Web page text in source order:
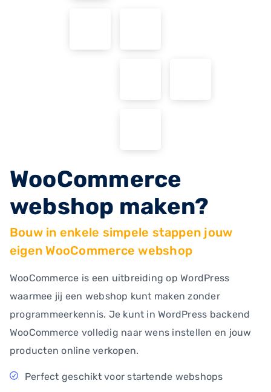
WooCommerce
webshop maken?
Bouw in enkele simpele stappen jouw
eigen WooCommerce webshop
WooCommerce is een uitbreiding op WordPress
waarmee jij een webshop kunt maken zonder
programmeerkennis. Je kunt in WordPress backend
WooCommerce volledig naar wens instellen en jouw
producten online verkopen.
Perfect geschikt voor startende webshops